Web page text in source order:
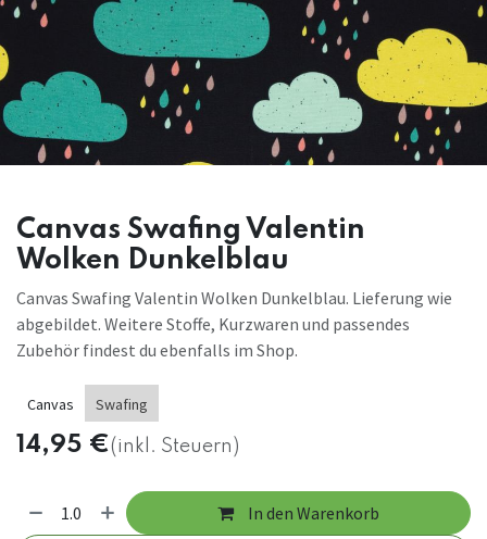
Canvas Swafing Valentin
Wolken Dunkelblau
Canvas Swafing Valentin Wolken Dunkelblau. Lieferung wie
abgebildet. Weitere Stoffe, Kurzwaren und passendes
Zubehör findest du ebenfalls im Shop.
Canvas Swafing
14,95 €(inkl. Steuern)
In den Warenkorb